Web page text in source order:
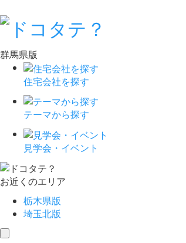
群馬県版
住宅会社を探す
テーマから探す
見学会・イベント
お近くのエリア
栃木県版
埼玉北版
toggle